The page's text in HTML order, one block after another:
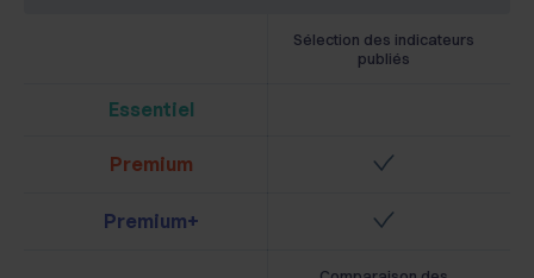
Sélection des indicateurs
publiés
Essentiel
Premium
Premium+